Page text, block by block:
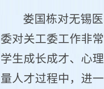
娄国栋对无锡
委对关工委工作非
学生成长成才、心
量人才过程中，进